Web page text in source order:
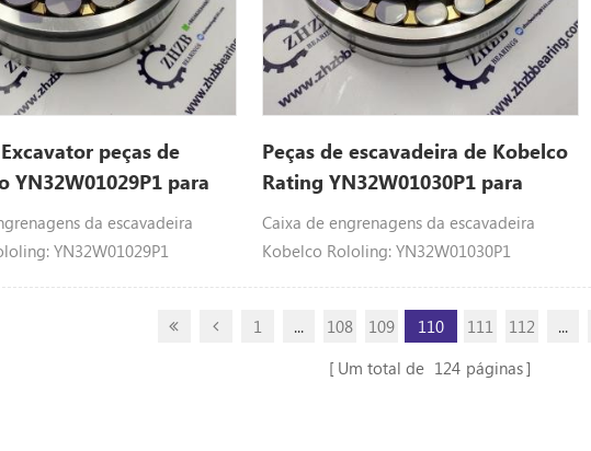
peças de
YN32W01029P1 para
da escavadeira
YN32W01029P1
SK210-9, SK200LC-6, ED195-8,
Peças de escavadeira de Kobelco
Rating YN32W01030P1 para
SK210-9
Caixa de engrenagens da escavadeira
Kobelco Rololing: YN32W01030P1
rolamentos esféricos ajustar: SK200, 230SR-
3, SK200LC, SK210-9, SK200LC-6, ED195-8,
SK235SRLC, SK210D-8, SK200SRLC-1S,
1 ... 108 109 110 111 112 ...
Um total de 124 páginas